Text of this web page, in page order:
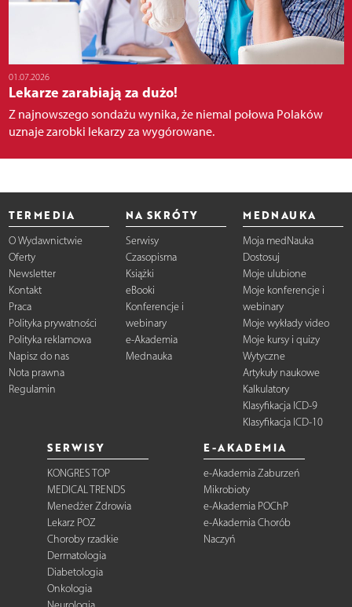
01.07.2026
Lekarze zarabiają za dużo!
Z najnowszego sondażu wynika, że niemal połowa Polaków
uznaje zarobki lekarzy za wygórowane.
TERMEDIA
O Wydawnictwie
Oferty
Newsletter
Kontakt
Praca
Polityka prywatności
Polityka reklamowa
Napisz do nas
Nota prawna
Regulamin
NA SKRÓTY
Serwisy
Czasopisma
Książki
eBooki
Konferencje i
webinary
e-Akademia
Mednauka
MEDNAUKA
Moja medNauka
Dostosuj
Moje ulubione
Moje konferencje i
webinary
Moje wykłady video
Moje kursy i quizy
Wytyczne
Artykuły naukowe
Kalkulatory
Klasyfikacja ICD-9
Klasyfikacja ICD-10
SERWISY
KONGRES TOP
MEDICAL TRENDS
Menedżer Zdrowia
Lekarz POZ
Choroby rzadkie
Dermatologia
Diabetologia
Onkologia
E-AKADEMIA
e-Akademia Zaburzeń
Mikrobioty
e-Akademia POChP
e-Akademia Chorób
Naczyń